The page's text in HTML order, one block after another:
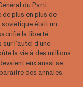
du Parti
plus en plus de
était un
la liberté
l’autel d’une
la vie à des millions
eux aussi se
des annales.